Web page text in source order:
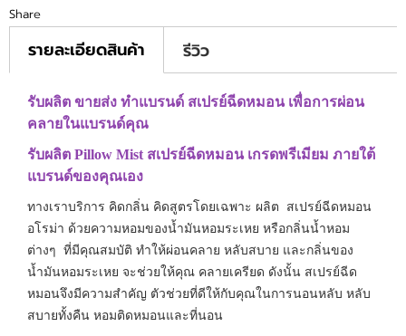
Share
รายละเอียดสินค้า รีวิว
รับผลิต ขายส่ง ทำแบรนด์ สเปรย์ฉีดหมอน เพื่อการผ่อน
คลายในแบรนด์คุณ
รับผลิต Pillow Mist สเปรย์ฉีดหมอน เกรดพรีเมียม ภายใต้
แบรนด์ของคุณเอง
ทางเราบริการ คิดกลิ่น คิดสูตรโดยเฉพาะ ผลิต สเปรย์ฉีดหมอน
อโรม่า ด้วยความหอมของน้ำมันหอมระเหย หรือกลิ่นน้ำหอม
ต่างๆ ที่มีคุณสมบัติ ทำให้ผ่อนคลาย หลับสบาย และกลิ่นของ
น้ำมันหอมระเหย จะช่วยให้คุณ คลายเครียด ดังนั้น สเปรย์ฉีด
หมอนจึงมีความสำคัญ ตัวช่วยที่ดีให้กับคุณในการนอนหลับ หลับ
สบายทั้งคืน หอมติดหมอนและที่นอน